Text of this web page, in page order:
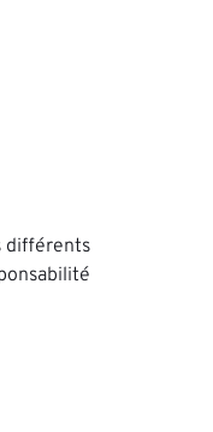
différents